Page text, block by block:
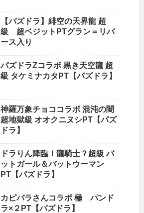
【パズドラ】緋空の天界龍 超
級 超ベジットPTグラン＝リバ
ース入り
パズドラZコラボ 黒き天空龍 超
級 タケミナカタPT【パズドラ】
神羅万象チョココラボ 混沌の闇
超地獄級 オオクニヌシPT【パズ
ドラ】
ドラりん降臨！龍騎士？超級 バ
ットガール＆バットウーマン
PT【パズドラ】
カピバラさんコラボ 極 パンド
ラ×２PT【パズドラ】